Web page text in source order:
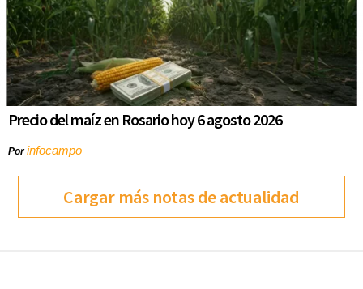
Precio del maíz en Rosario hoy 6 agosto 2026
Porinfocampo
Cargar más notas de actualidad